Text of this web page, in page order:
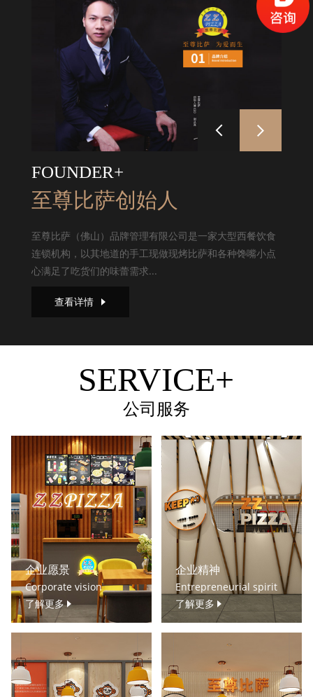
FOUNDER+
至尊比萨创始人
至尊比萨（佛山）品牌管理有限公司是一家大型西餐饮食
连锁机构，以其地道的手工现做现烤比萨和各种馋嘴小点
心满足了吃货们的味蕾需求...
查看详情
SERVICE+
公司服务
企业愿景
Corporate vision
了解更多
企业精神
Entrepreneurial spirit
了解更多